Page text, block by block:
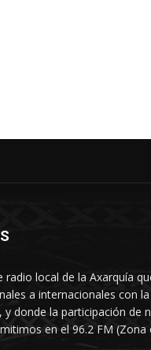
local de la Axarquía
a internacionales con
donde la participación de
en el 96.2 FM (Zona